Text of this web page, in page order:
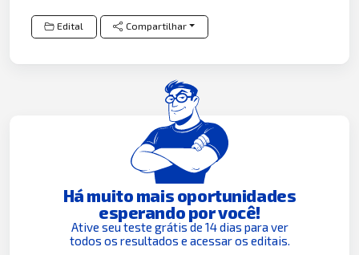
Edital Compartilhar
Há muito mais oportunidades
esperando por você!
Ative seu teste grátis de 14 dias para ver
todos os resultados e acessar os editais.